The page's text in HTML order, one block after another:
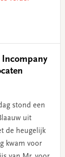
Incompany
stond een
uit
de heugelijk
kwam voor